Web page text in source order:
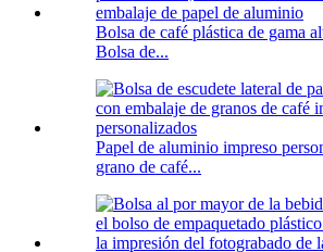
Bolsa de café plástica de gama
Bolsa de...
Papel de aluminio impreso
grano de café...